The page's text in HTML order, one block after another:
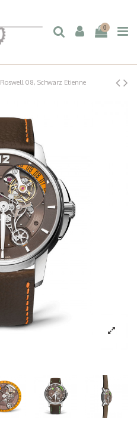
0
Roswell 08, Schwarz Etienne